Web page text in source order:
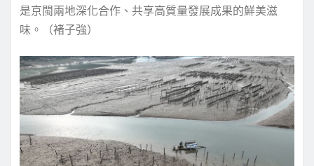
是京閩兩地深化合作、共享高質量發展成果的鮮美滋
味。（褚子強）